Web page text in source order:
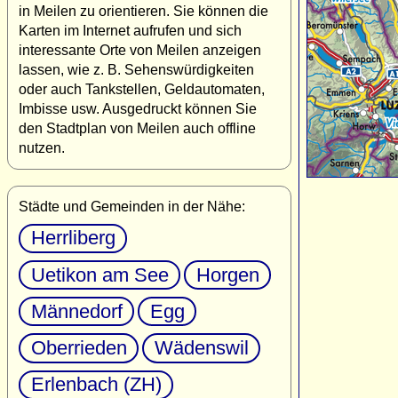
in Meilen zu orientieren. Sie können die
Karten im Internet aufrufen und sich
interessante Orte von Meilen anzeigen
lassen, wie z. B. Sehenswürdigkeiten
oder auch Tankstellen, Geldautomaten,
Imbisse usw. Ausgedruckt können Sie
den Stadtplan von Meilen auch offline
nutzen.
Städte und Gemeinden in der Nähe:
Herrliberg
Uetikon am See
Horgen
Männedorf
Egg
Oberrieden
Wädenswil
Erlenbach (ZH)